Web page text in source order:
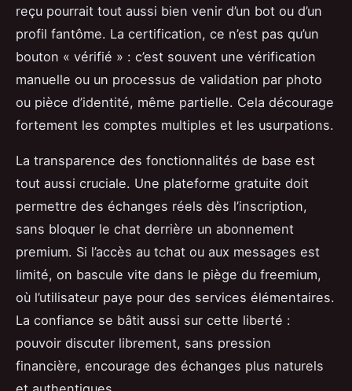
reçu pourrait tout aussi bien venir d’un bot ou d’un
profil fantôme. La certification, ce n’est pas qu’un
bouton « vérifié » : c’est souvent une vérification
manuelle ou un processus de validation par photo
ou pièce d’identité, même partielle. Cela décourage
fortement les comptes multiples et les usurpations.
La transparence des fonctionnalités de base est
tout aussi cruciale. Une plateforme gratuite doit
permettre des échanges réels dès l’inscription,
sans bloquer le chat derrière un abonnement
premium. Si l’accès au tchat ou aux messages est
limité, on bascule vite dans le piège du freemium,
où l’utilisateur paye pour des services élémentaires.
La confiance se bâtit aussi sur cette liberté :
pouvoir discuter librement, sans pression
financière, encourage des échanges plus naturels